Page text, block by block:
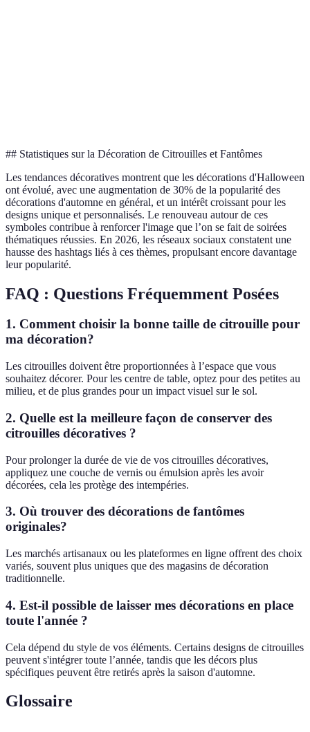
## Statistiques sur la Décoration de Citrouilles et Fantômes
Les tendances décoratives montrent que les décorations d'Halloween
ont évolué, avec une augmentation de 30% de la popularité des
décorations d'automne en général, et un intérêt croissant pour les
designs unique et personnalisés. Le renouveau autour de ces
symboles contribue à renforcer l'image que l’on se fait de soirées
thématiques réussies. En 2026, les réseaux sociaux constatent une
hausse des hashtags liés à ces thèmes, propulsant encore davantage
leur popularité.
FAQ : Questions Fréquemment Posées
1. Comment choisir la bonne taille de citrouille pour
ma décoration?
Les citrouilles doivent être proportionnées à l’espace que vous
souhaitez décorer. Pour les centre de table, optez pour des petites au
milieu, et de plus grandes pour un impact visuel sur le sol.
2. Quelle est la meilleure façon de conserver des
citrouilles décoratives ?
Pour prolonger la durée de vie de vos citrouilles décoratives,
appliquez une couche de vernis ou émulsion après les avoir
décorées, cela les protège des intempéries.
3. Où trouver des décorations de fantômes
originales?
Les marchés artisanaux ou les plateformes en ligne offrent des choix
variés, souvent plus uniques que des magasins de décoration
traditionnelle.
4. Est-il possible de laisser mes décorations en place
toute l'année ?
Cela dépend du style de vos éléments. Certains designs de citrouilles
peuvent s'intégrer toute l’année, tandis que les décors plus
spécifiques peuvent être retirés après la saison d'automne.
Glossaire